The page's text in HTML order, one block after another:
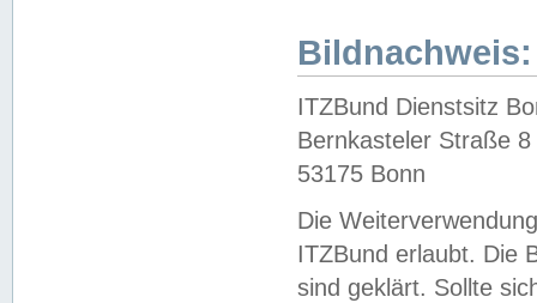
Bildnachweis:
ITZBund Dienstsitz
Bernkasteler Straße 8
53175 Bonn
Die
ITZBund erlaubt. Die
sind geklärt. Sollte